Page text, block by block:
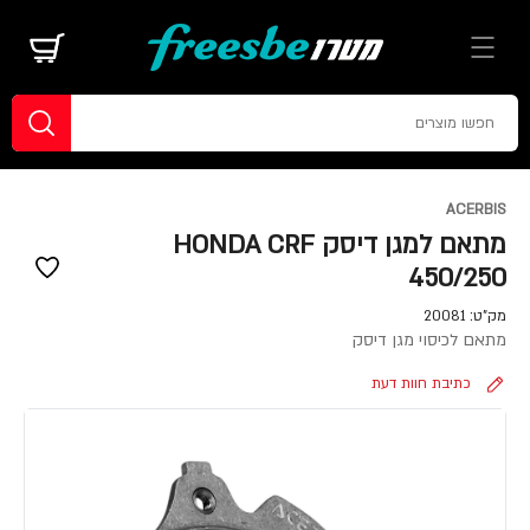
ACERBIS
מתאם למגן דיסק HONDA CRF
450/250
מק"ט: 20081
מתאם לכיסוי מגן דיסק
כתיבת חוות דעת